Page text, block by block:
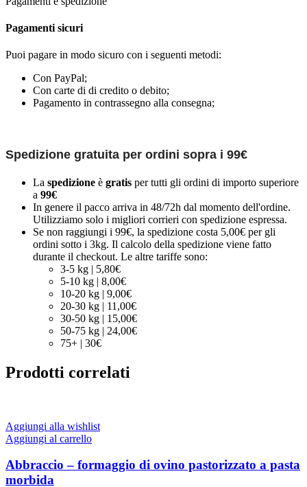
Pagamenti sicuri
Puoi pagare in modo sicuro con i seguenti metodi:
Con PayPal;
Con carte di di credito o debito;
Pagamento in contrassegno alla consegna;
Spedizione gratuita per ordini sopra i 99€
La spedizione è gratis per tutti gli ordini di importo superiore
a 99€
In genere il pacco arriva in 48/72h dal momento dell'ordine.
Utilizziamo solo i migliori corrieri con spedizione espressa.
Se non raggiungi i 99€, la spedizione costa 5,00€ per gli
ordini sotto i 3kg. Il calcolo della spedizione viene fatto
durante il checkout. Le altre tariffe sono:
3-5 kg | 5,80€
5-10 kg | 8,00€
10-20 kg | 9,00€
20-30 kg | 11,00€
30-50 kg | 15,00€
50-75 kg | 24,00€
75+ | 30€
Prodotti correlati
Aggiungi alla wishlist
Aggiungi al carrello
Abbraccio – formaggio di ovino pastorizzato a pasta
morbida